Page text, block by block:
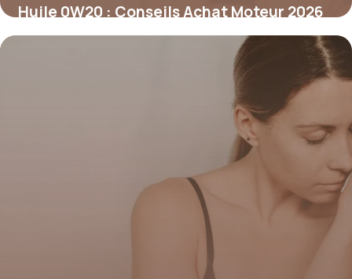
Huile 0W20 : Conseils Achat Moteur 2026
5 juillet 2026